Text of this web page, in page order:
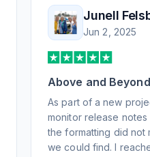
RSS feed needs. Our
website couldn't
Junell
Jun 2, 2025
Above and
As part of a new
monitor release
the formatting did not
we could find. I